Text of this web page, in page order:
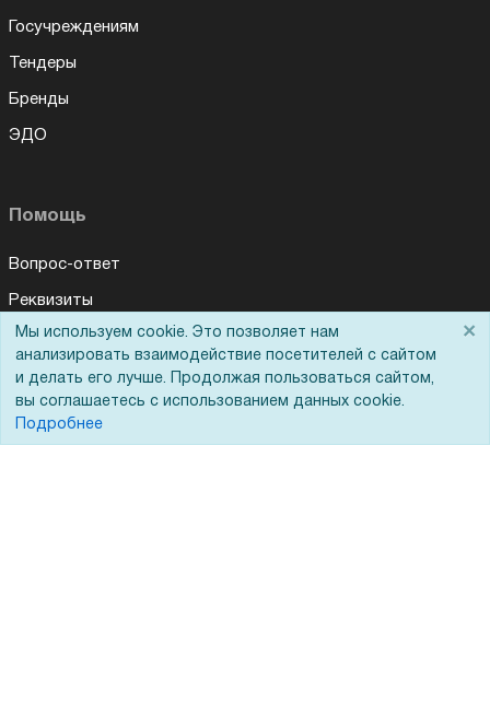
Госучреждениям
Тендеры
Бренды
ЭДО
Помощь
Вопрос-ответ
Реквизиты
Гарантии и возврат
Сервисный центр
Вакансии
Обратная связь
Мы используем cookie. Это позволяет нам
анализировать взаимодействие посетителей с сайтом
и делать его лучше. Продолжая пользоваться сайтом,
вы соглашаетесь с использованием данных cookie.
Подробнее
×